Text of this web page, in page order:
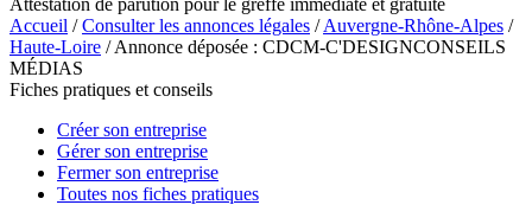
Accueil /Consulter les annonces légales /Auvergne-Rhône-Alpes /
Haute-Loire / Annonce déposée : CDCM-C'DESIGNCONSEILS
MÉDIAS
Fiches pratiques et conseils
Créer son entreprise
Gérer son entreprise
Fermer son entreprise
Toutes nos fiches pratiques